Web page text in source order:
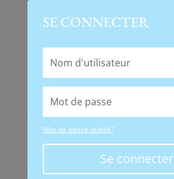
SE CONNECTER
Mot de passe oublié?
Se connecter